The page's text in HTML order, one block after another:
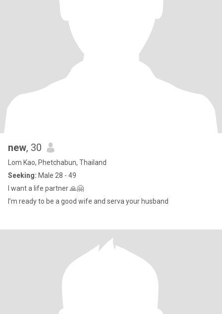
new, 30
Lom Kao, Phetchabun, Thailand
Seeking: Male 28 - 49
I want a life partner 🙏🤗
I’m ready to be a good wife and serva your husband